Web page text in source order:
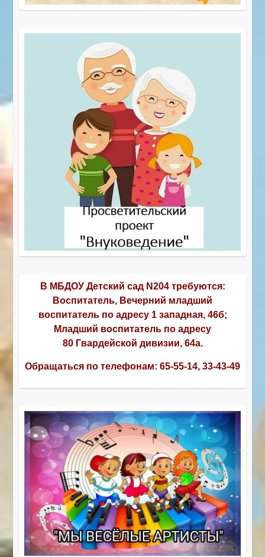
В МБДОУ Детский сад N204 требуются:
Воспитатель, Вечерний младший
воспитатель по адресу 1 западная, 46б;
Младший воспитатель по адресу
80 Гвардейской дивизии, 64а.
Обращаться по телефонам: 65-55-14, 33-43-49